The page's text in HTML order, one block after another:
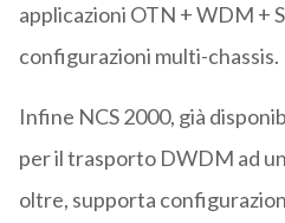
applicazioni OTN + WDM +
configurazioni multi-chassis.
Infine NCS 2000, già
per il trasporto DWDM ad
oltre, supporta